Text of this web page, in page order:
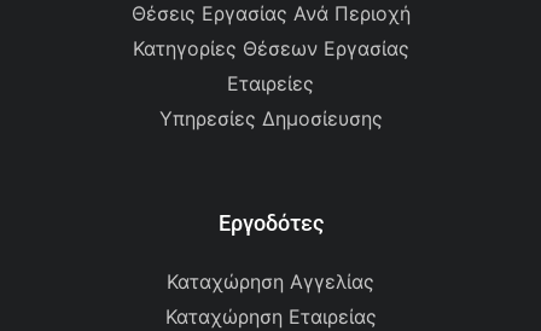
Θέσεις Εργασίας Ανά Περιοχή
Κατηγορίες Θέσεων Εργασίας
Εταιρείες
Υπηρεσίες Δημοσίευσης
Εργοδότες
Καταχώρηση Αγγελίας
Καταχώρηση Εταιρείας